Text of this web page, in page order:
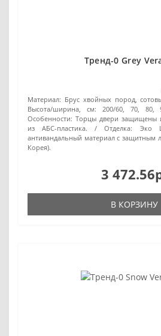
Тренд-0 Grey
Материал: Брус хвойных пород,
Высота/ширина, см:
200/60, 70, 80,
Особенности: Торцы двери защищены
из АБС-пластика.
Отделка:
Эко
антивандальный материал с
Корея).
3
В КОРЗИНУ